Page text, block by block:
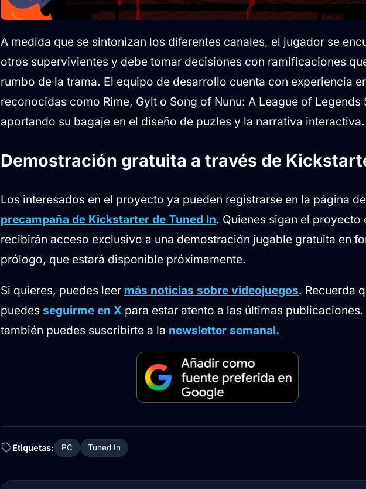
A medida que se sintonizan los diferentes canales, el jugador se
otros supervivientes y debe tomar decisiones con ramificaciones
rumbo de la trama. El equipo de desarrollo cuenta con experiencia
reconocidas como Rime, Gylt o Song of Nunu: A League of Legends
aportando su bagaje en el diseño de puzles y la narrativa interactiva.
Demostración gratuita a través de
Los interesados en el proyecto ya pueden registrarse en la página
precampaña de Kickstarter de Tuned In. Quienes sigan el proyecto
recibirán acceso exclusivo a una demostración jugable gratuita en
prólogo, que estará disponible próximamente.
Si quieres, puedes leer más noticias sobre videojuegos. Recuerda
puedes seguirme en X para estar atento a las últimas publicaciones.
también puedes suscribirte a la newsletter semanal.
Etiquetas: PC Tuned In